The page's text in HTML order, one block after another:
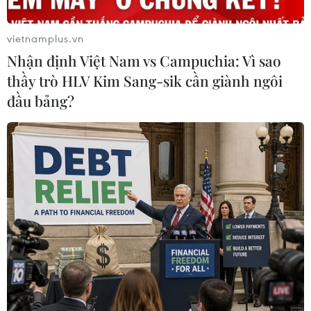
trữ sinh quyển Núi Chúa theo hướng
bền vững
08/07/2026 00:23
Sản phẩm Việt tìm chỗ đứng tại thị
trường nội thất Anh
07/07/2026 04:12
Chuyến thăm Ấn Độ của Thủ tướng
Nhật Bản Sanae Takaichi: Cái bắt tay
chiến lược
01/07/2026 00:17
V3D Asia, Nuvah hợp tác với Học viện
SIRIM để thúc đẩy xây dựng bằng
vietnamplus.vn
Nhận định Việt Nam vs Campuchia: Vì sao
thầy trò HLV Kim Sang-sik cần giành ngôi
đầu bảng?